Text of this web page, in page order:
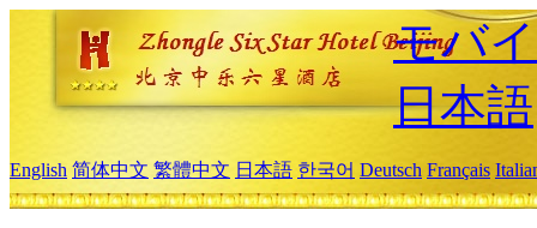
モバ
日本語
English 简体中文 繁體中文 日本語 한국어 Deutsch Français